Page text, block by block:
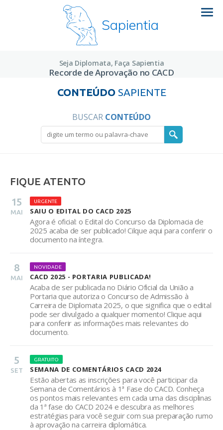
Sapientia
Seja Diplomata, Faça Sapientia
Recorde de Aprovação no CACD
CONTEÚDOSAPIENTE
BUSCAR CONTEÚDO
FIQUE ATENTO
15
MAI
URGENTE
SAIU O EDITAL DO CACD 2025
Agora é oficial: o Edital do Concurso da Diplomacia de
2025 acaba de ser publicado! Cilque aqui para conferir o
documento na íntegra.
8
MAI
NOVIDADE
CACD 2025 - PORTARIA PUBLICADA!
Acaba de ser publicada no Diário Oficial da União a
Portaria que autoriza o Concurso de Admissão à
Carreira de Diplomata 2025, o que significa que o edital
pode ser divulgado a qualquer momento! Clique aqui
para conferir as informações mais relevantes do
documento.
5
SET
GRATUITO
SEMANA DE COMENTÁRIOS CACD 2024
Estão abertas as inscrições para você participar da
Semana de Comentários à 1ª Fase do CACD. Conheça
os pontos mais relevantes em cada uma das disciplinas
da 1ª fase do CACD 2024 e descubra as melhores
estratégias para você seguir com sua preparação rumo
à aprovação na carreira diplomática.